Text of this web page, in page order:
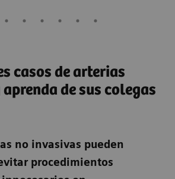
casos de arterias
de sus colegas
no invasivas pueden
procedimientos